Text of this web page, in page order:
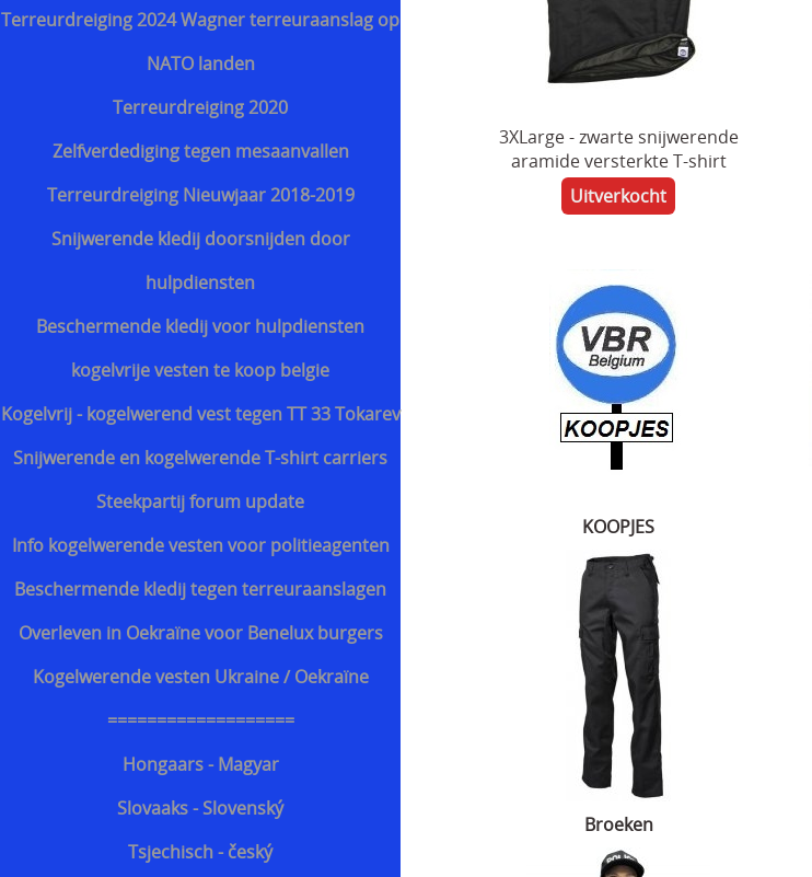
Terreurdreiging 2024 Wagner terreuraanslag op
NATO landen
Terreurdreiging 2020
Zelfverdediging tegen mesaanvallen
Terreurdreiging Nieuwjaar 2018-2019
Snijwerende kledij doorsnijden door
hulpdiensten
Beschermende kledij voor hulpdiensten
kogelvrije vesten te koop belgie
Kogelvrij - kogelwerend vest tegen TT 33 Tokarev
Snijwerende en kogelwerende T-shirt carriers
Steekpartij forum update
Info kogelwerende vesten voor politieagenten
Beschermende kledij tegen terreuraanslagen
Overleven in Oekraïne voor Benelux burgers
Kogelwerende vesten Ukraine / Oekraïne
===================
Hongaars - Magyar
Slovaaks - Slovenský
Tsjechisch - český
3XLarge - zwarte snijwerende
aramide versterkte T-shirt
Uitverkocht
KOOPJES
Broeken